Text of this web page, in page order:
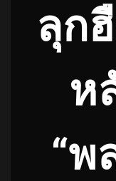
ลุก
ห
“พ